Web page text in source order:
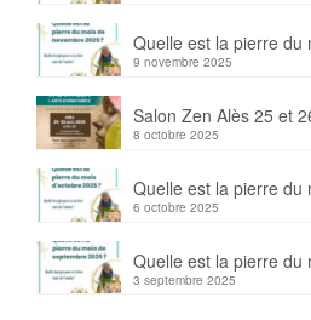
Quelle est la pierre du
9 novembre 2025
Salon Zen Alès 25 et
8 octobre 2025
Quelle est la pierre du
6 octobre 2025
Quelle est la pierre du
3 septembre 2025